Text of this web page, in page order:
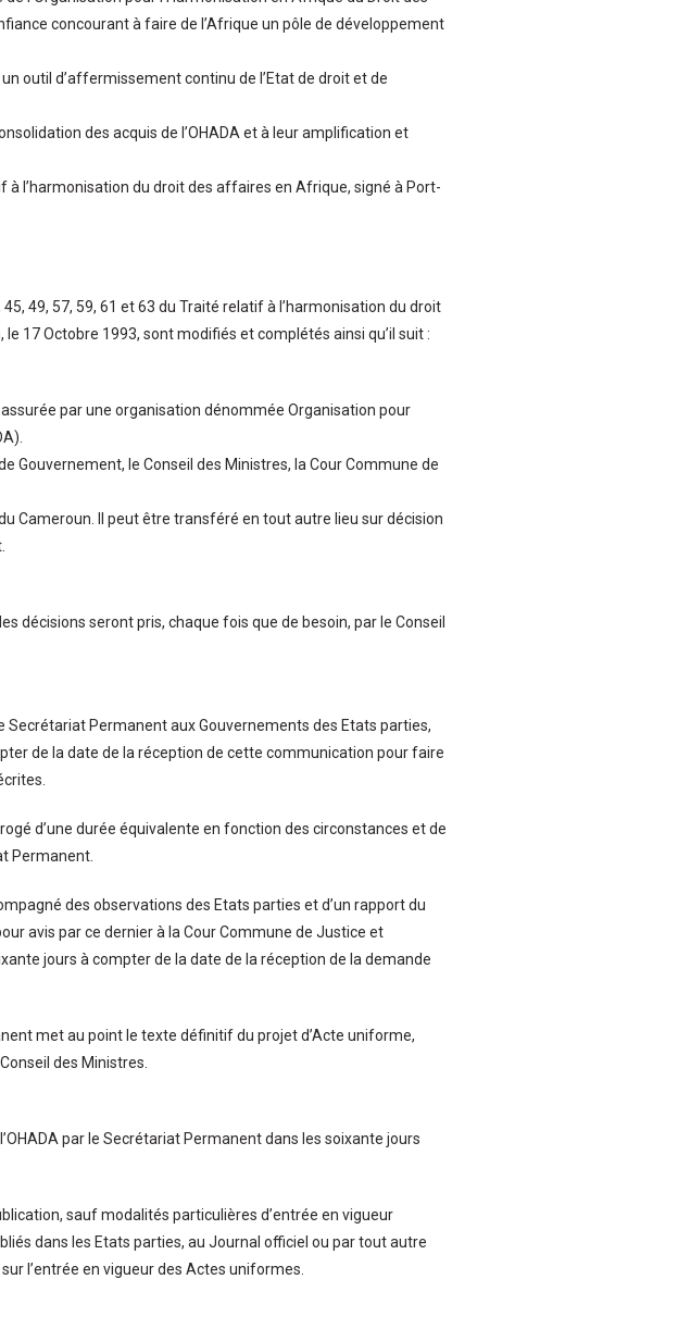
concourant à faire de l’Afrique un pôle de développement
outil d’affermissement continu de l’Etat de droit et de
des acquis de l’OHADA et à leur amplification et
l’harmonisation du droit des affaires en Afrique, signé à Port-
45, 49, 57, 59, 61 et 63 du Traité relatif à l’harmonisation du droit
17 Octobre 1993, sont modifiés et complétés ainsi qu’il suit :
par une organisation dénommée Organisation pour
Gouvernement, le Conseil des Ministres, la Cour Commune de
Cameroun. Il peut être transféré en tout autre lieu sur décision
décisions seront pris, chaque fois que de besoin, par le Conseil
Secrétariat Permanent aux Gouvernements des Etats parties,
de la date de la réception de cette communication pour faire
d’une durée équivalente en fonction des circonstances et de
Permanent.
des observations des Etats parties et d’un rapport du
avis par ce dernier à la Cour Commune de Justice et
jours à compter de la date de la réception de la demande
met au point le texte définitif du projet d’Acte uniforme,
des Ministres.
par le Secrétariat Permanent dans les soixante jours
sauf modalités particulières d’entrée en vigueur
dans les Etats parties, au Journal officiel ou par tout autre
l’entrée en vigueur des Actes uniformes.